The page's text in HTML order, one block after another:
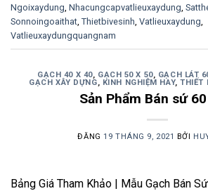
Ngoixaydung, Nhacungcapvatlieuxaydung,
Sonnoingoaithat, Thietbivesinh, Vatlieuxaydung,
Vatlieuxaydungquangnam
GẠCH 40 X 40, GẠCH 50 X 50, GẠCH LÁT
GẠCH XÂY DỰNG, KINH NGHIỆM HAY,THIẾT
Sản Phẩm Bán sứ
ĐĂNG19 THÁNG 9, 2021 BỞI
Bảng Giá Tham Khảo | Mẫu Gạch Bán